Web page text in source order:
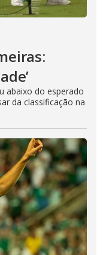
abaixo do esperado
da classificação na